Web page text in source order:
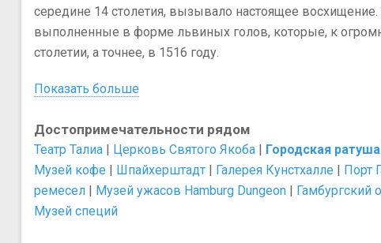
середине 14 столетия, вызывало настоящее
выполненные в форме львиных голов, которые, к
столетии, а точнее, в 1516 году.
Показать больше
Достопримечательности рядом
Театр Талиа Церковь Святого Якоба Городская ратуша
Музей кофе
Шпайхерштадт Галерея Кунстхалле Порт
ремесел
Музей ужасов Hamburg Dungeon Гамбургский
Музей специй